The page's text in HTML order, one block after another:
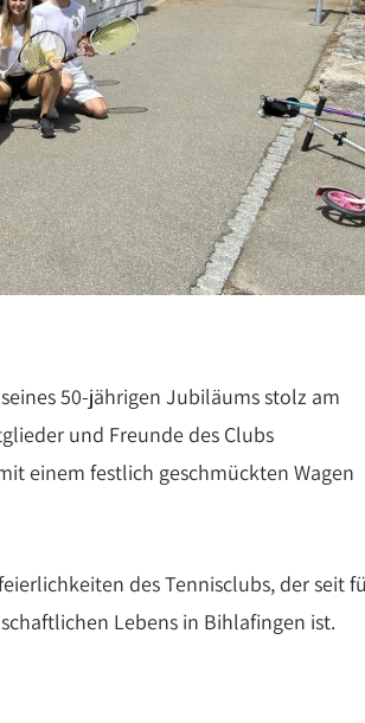
50-jährigen Jubiläums stolz am
und Freunde des Clubs
einem festlich geschmückten Wagen
des Tennisclubs, der seit
Lebens in Bihlafingen ist.